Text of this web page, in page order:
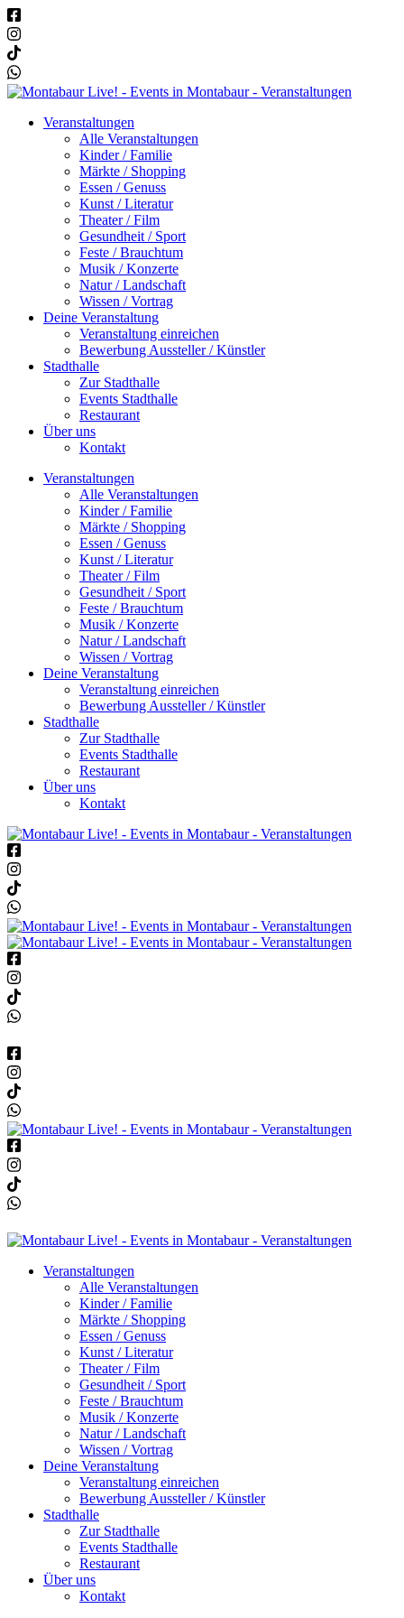
Veranstaltungen
Alle Veranstaltungen
Kinder / Familie
Märkte / Shopping
Essen / Genuss
Kunst / Literatur
Theater / Film
Gesundheit / Sport
Feste / Brauchtum
Musik / Konzerte
Natur / Landschaft
Wissen / Vortrag
Deine Veranstaltung
Veranstaltung einreichen
Bewerbung Aussteller / Künstler
Stadthalle
Zur Stadthalle
Events Stadthalle
Restaurant
Über uns
Kontakt
Veranstaltungen
Alle Veranstaltungen
Kinder / Familie
Märkte / Shopping
Essen / Genuss
Kunst / Literatur
Theater / Film
Gesundheit / Sport
Feste / Brauchtum
Musik / Konzerte
Natur / Landschaft
Wissen / Vortrag
Deine Veranstaltung
Veranstaltung einreichen
Bewerbung Aussteller / Künstler
Stadthalle
Zur Stadthalle
Events Stadthalle
Restaurant
Über uns
Kontakt
Veranstaltungen
Alle Veranstaltungen
Kinder / Familie
Märkte / Shopping
Essen / Genuss
Kunst / Literatur
Theater / Film
Gesundheit / Sport
Feste / Brauchtum
Musik / Konzerte
Natur / Landschaft
Wissen / Vortrag
Deine Veranstaltung
Veranstaltung einreichen
Bewerbung Aussteller / Künstler
Stadthalle
Zur Stadthalle
Events Stadthalle
Restaurant
Über uns
Kontakt